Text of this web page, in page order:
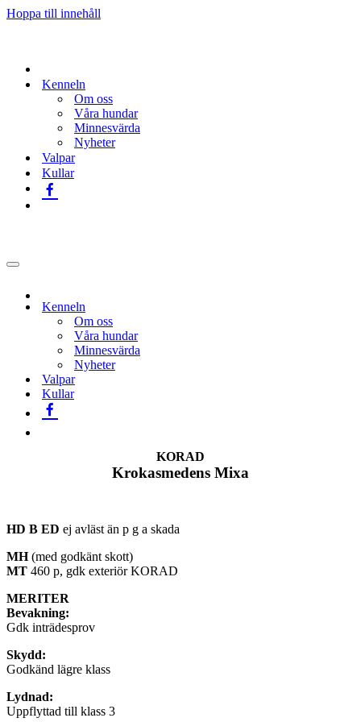
Hoppa till innehåll
Kenneln
Om oss
Våra hundar
Minnesvärda
Nyheter
Valpar
Kullar
Navigeringsmeny
Kenneln
Om oss
Våra hundar
Minnesvärda
Nyheter
Valpar
Kullar
KORAD
Krokasmedens Mixa
HD B ED ej avläst än p g a skada
MH(med godkänt skott)
MT 460 p, gdk exteriör KORAD
MERITER
Bevakning:
Gdk inträdesprov
Skydd:
Godkänd lägre klass
Lydnad:
Uppflyttad till klass 3